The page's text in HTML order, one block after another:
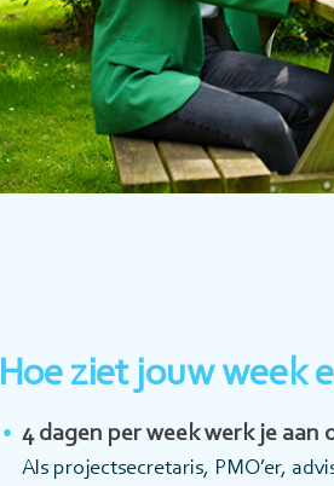
Hoe ziet jouw week
4 dagen per week werk je
Als projectsecretaris, PMO’er,